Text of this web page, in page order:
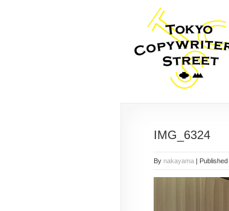
IMG_6324
By nakayama | Published